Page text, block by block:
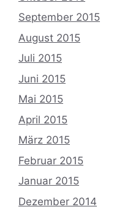
September 2015
August 2015
Juli 2015
Juni 2015
Mai 2015
April 2015
März 2015
Februar 2015
Januar 2015
Dezember 2014